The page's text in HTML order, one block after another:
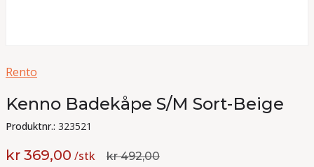
Rento
Kenno Badekåpe S/M Sort-Beige
Produktnr.: 323521
kr 369,00 /stk kr 492,00